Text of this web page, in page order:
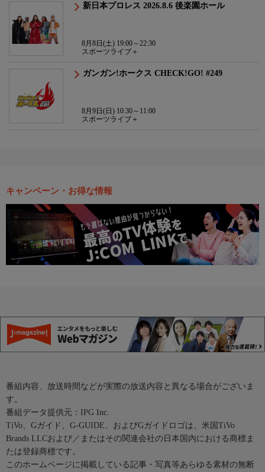
新日本プロレス 2026.8.6 後楽園ホール
8月8日(土) 19:00～22:30
スポーツライブ＋
ガンガン!ホークス CHECK!GO! #249
8月9日(日) 10:30～11:00
スポーツライブ＋
キャンペーン・お得な情報
番組内容、放送時間などが実際の放送内容と異なる場合がございま
す。
番組データ提供元：IPG Inc.
TiVo、Gガイド、G-GUIDE、およびGガイドロゴは、米国TiVo
Brands LLCおよび／またはその関連会社の日本国内における商標ま
たは登録商標です。
このホームページに掲載している記事・写真等あらゆる素材の無断